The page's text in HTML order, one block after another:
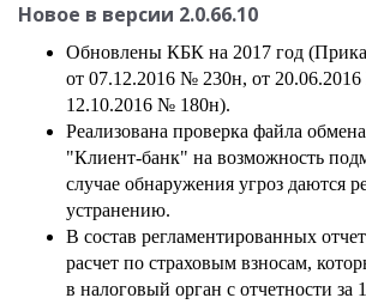
Новое в версии 2.0.66.10
Обновлены КБК на 2017 год
от 07.12.2016 № 230н, от
12.10.2016 № 180н).
Реализована проверка файла
"Клиент-банк" на возможность
случае обнаружения угроз даются
устранению.
В состав регламентированных
расчет по страховым взносам,
в налоговый орган с отчетности за